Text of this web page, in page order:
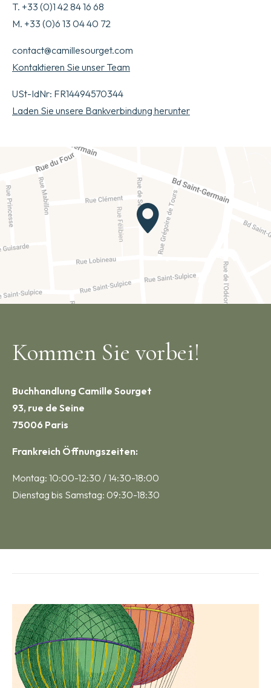
T. +33 (0)1 42 84 16 68
M. +33 (0)6 13 04 40 72
contact@camillesourget.com
Kontaktieren Sie unser Team
USt-IdNr: FR14494570344
Laden Sie unsere Bankverbindung herunter
Kommen Sie vorbei!
Buchhandlung Camille Sourget
93, rue de Seine
75006 Paris
Frankreich Öffnungszeiten:
Montag: 10:00-12:30 / 14:30-18:00
Dienstag bis Samstag: 09:30-18:30